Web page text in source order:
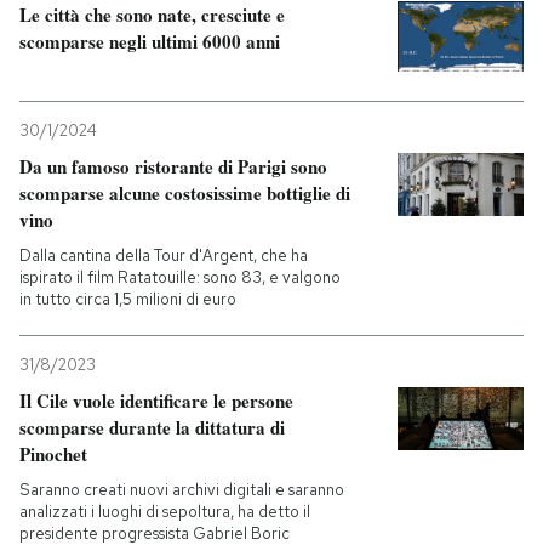
Le città che sono nate, cresciute e
scomparse negli ultimi 6000 anni
30/1/2024
Da un famoso ristorante di Parigi sono
scomparse alcune costosissime bottiglie di
vino
Dalla cantina della Tour d'Argent, che ha
ispirato il film Ratatouille: sono 83, e valgono
in tutto circa 1,5 milioni di euro
31/8/2023
Il Cile vuole identificare le persone
scomparse durante la dittatura di
Pinochet
Saranno creati nuovi archivi digitali e saranno
analizzati i luoghi di sepoltura, ha detto il
presidente progressista Gabriel Boric